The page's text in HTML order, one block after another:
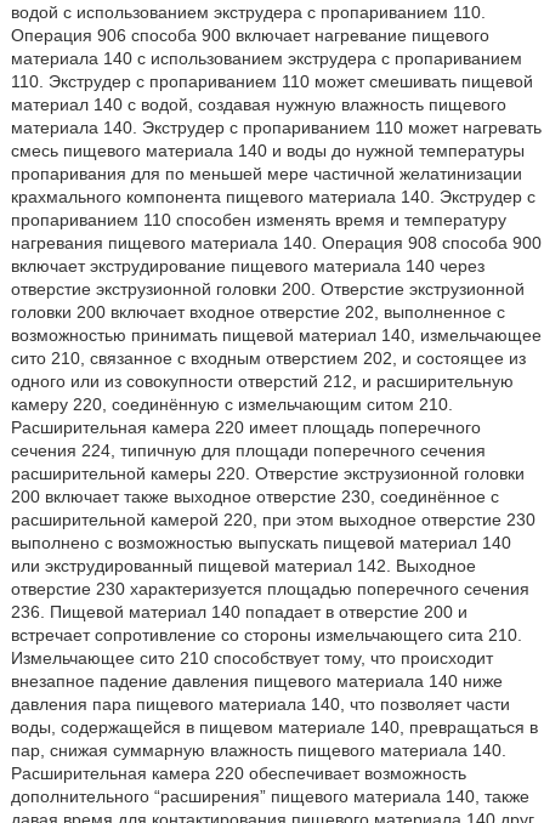
водой с использованием экструдера с пропариванием 110.
Операция 906 способа 900 включает нагревание пищевого
материала 140 с использованием экструдера с пропариванием
110. Экструдер с пропариванием 110 может смешивать пищевой
материал 140 с водой, создавая нужную влажность пищевого
материала 140. Экструдер с пропариванием 110 может нагревать
смесь пищевого материала 140 и воды до нужной температуры
пропаривания для по меньшей мере частичной желатинизации
крахмального компонента пищевого материала 140. Экструдер с
пропариванием 110 способен изменять время и температуру
нагревания пищевого материала 140. Операция 908 способа 900
включает экструдирование пищевого материала 140 через
отверстие экструзионной головки 200. Отверстие экструзионной
головки 200 включает входное отверстие 202, выполненное с
возможностью принимать пищевой материал 140, измельчающее
сито 210, связанное с входным отверстием 202, и состоящее из
одного или из совокупности отверстий 212, и расширительную
камеру 220, соединённую с измельчающим ситом 210.
Расширительная камера 220 имеет площадь поперечного
сечения 224, типичную для площади поперечного сечения
расширительной камеры 220. Отверстие экструзионной головки
200 включает также выходное отверстие 230, соединённое с
расширительной камерой 220, при этом выходное отверстие 230
выполнено с возможностью выпускать пищевой материал 140
или экструдированный пищевой материал 142. Выходное
отверстие 230 характеризуется площадью поперечного сечения
236. Пищевой материал 140 попадает в отверстие 200 и
встречает сопротивление со стороны измельчающего сита 210.
Измельчающее сито 210 способствует тому, что происходит
внезапное падение давления пищевого материала 140 ниже
давления пара пищевого материала 140, что позволяет части
воды, содержащейся в пищевом материале 140, превращаться в
пар, снижая суммарную влажность пищевого материала 140.
Расширительная камера 220 обеспечивает возможность
дополнительного “расширения” пищевого материала 140, также